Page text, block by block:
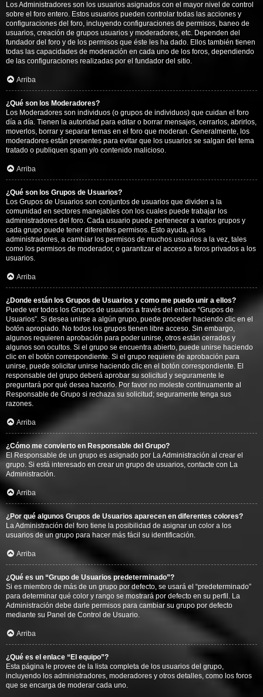
Los Administradores son los usuarios asignados con el mayor nivel de control
sobre el foro entero. Estos usuarios pueden controlar todas las acciones y
configuraciones del foro, incluyendo configuraciones de permisos, baneo de
usuarios, creación de grupos usuarios y moderadores, etc. Dependen del
fundador del foro y de los permisos que éste les ha dado. Ellos también tienen
todas las capacidades de moderación en cada uno de los foros, dependiendo
de las configuraciones realizadas por el fundador del sitio.
Arriba
¿Qué son los Moderadores?
Los Moderadores son individuos (o grupos de individuos) que cuidan el foro
día a día. Tienen la autoridad para editar o borrar mensajes, cerrarlos, abrirlos,
moverlos, borrar y separar temas en el foro que moderan. Generalmente, los
moderadores están presentes para evitar que los usuarios se salgan del tema
tratado o publiquen spam y/o contenido malicioso.
Arriba
¿Qué son los Grupos de Usuarios?
Los Grupos de Usuarios son conjuntos de usuarios que dividen a la
comunidad en sectores manejables con los cuales puede trabajar los
administradores del foro. Cada usuario puede pertenecer a varios grupos y
cada grupo puede tener diferentes permisos. Esto ayuda, a los
administradores, a cambiar los permisos de muchos usuarios a la vez, tales
como los permisos de moderador, o garantizar el acceso a foros privados a los
usuarios.
Arriba
¿Donde están los Grupos de Usuarios y como me puedo unir a ellos?
Puede ver todos los Grupos de usuarios a través del enlace “Grupos de
Usuarios”. Si desea unirse a algún grupo, puede proceder haciendo clic en el
botón apropiado. No todos los grupos tienen libre acceso. Sin embargo,
algunos requieren aprobación para poder unirse, otros están cerrados y
algunos son ocultos. Si el grupo se encuentra abierto, puede unirse haciendo
clic en el botón correspondiente. Si el grupo requiere de aprobación para
unirse, puede solicitar unirse haciendo clic en el botón correspondiente. El
responsable del grupo deberá aprobar su solicitud y seguramente le
preguntará por qué desea hacerlo. Por favor no moleste continuamente al
Responsable de Grupo si rechaza su solicitud; seguramente tenga sus
razones.
Arriba
¿Cómo me convierto en Responsable del Grupo?
El Responsable de un grupo es asignado por La Administración al crear el
grupo. Si está interesado en crear un grupo de usuarios, contacte con La
Administración.
Arriba
¿Por qué algunos Grupos de Usuarios aparecen en diferentes colores?
La Administración del foro tiene la posibilidad de asignar un color a los
usuarios de un grupo para hacer más fácil su identificación.
Arriba
¿Qué es un “Grupo de Usuarios predeterminado”?
Si es miembro de más de un grupo por defecto, se usará el “predeterminado”
para determinar qué color y rango se mostrará por defecto en su perfil. La
Administración debe darle permisos para cambiar su grupo por defecto
mediante su Panel de Control de Usuario.
Arriba
¿Qué es el enlace “El equipo”?
Esta página le provee de la lista completa de los usuarios del grupo,
incluyendo los administradores, moderadores y otros detalles, como los foros
que se encarga de moderar cada uno.